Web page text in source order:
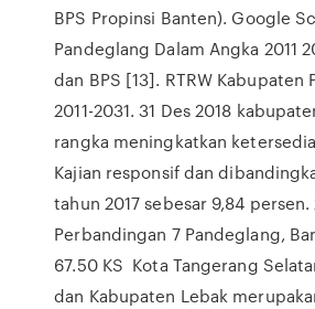
BPS Propinsi Banten). Google
Pandeglang Dalam Angka 2011
dan BPS [13]. RTRW Kabupaten
2011-2031. 31 Des 2018
rangka meningkatkan
Kajian responsif dan
tahun 2017 sebesar 9,84 persen.
Perbandingan 7 Pandeglang,
67.50 KS Kota Tangerang
dan Kabupaten Lebak